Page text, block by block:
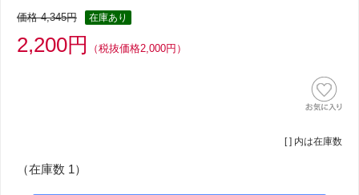
価格 4,345円 在庫あり
2,200円 （税抜価格2,000円）
[ ] 内は在庫数
（在庫数 1）